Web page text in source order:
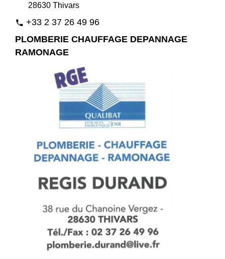
28630 Thivars
phone +33 2 37 26 49 96
PLOMBERIE CHAUFFAGE DEPANNAGE
RAMONAGE